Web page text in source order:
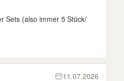
Sets (also immer 5 Stück/
11.07.2026